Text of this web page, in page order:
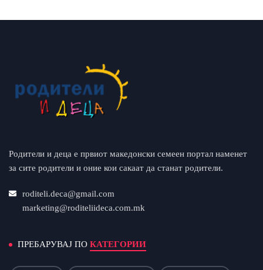
Родители и деца е првиот македонски семеен портал наменет
за сите родители и оние кои сакаат да станат родители.
roditeli.deca@gmail.com
marketing@roditeliideca.com.mk
ПРЕБАРУВАЈ ПО КАТЕГОРИИ